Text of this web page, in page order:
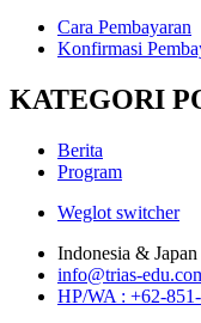
Cara Pembayaran
Konfirmasi
KATEGORI
Berita
Program
Weglot switcher
Indonesia & Japan
info@trias-
HP/WA : +62-